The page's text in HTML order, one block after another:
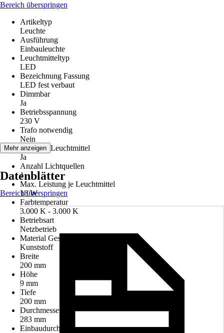
Bereich überspringen
Artikeltyp
Leuchte
Ausführung
Einbauleuchte
Leuchtmitteltyp
LED
Bezeichnung Fassung
LED fest verbaut
Dimmbar
Ja
Betriebsspannung
230 V
Trafo notwendig
Nein
inklusive Leuchtmittel
Ja
Anzahl Lichtquellen
1
Max. Leistung je Leuchtmittel
18 W
Farbtemperatur
3.000 K - 3.000 K
Betriebsart
Netzbetrieb
Material Gestell
Kunststoff
Breite
200 mm
Höhe
9 mm
Tiefe
200 mm
Durchmesser
283 mm
Einbaudurchmesser
Mehr anzeigen
Datenblätter
Bereich überspringen